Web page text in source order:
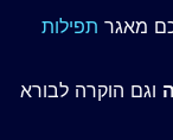
מאגר תפילות
וגם הוקרה לבורא